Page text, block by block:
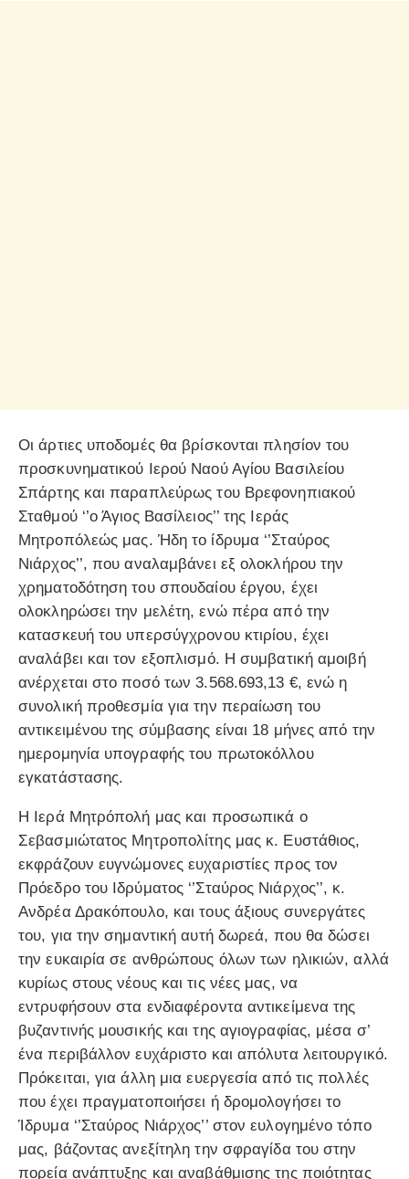
Οι άρτιες υποδομές θα βρίσκονται πλησίον του
προσκυνηματικού Ιερού Ναού Αγίου Βασιλείου
Σπάρτης και παραπλεύρως του Βρεφονηπιακού
Σταθμού ‘’ο Άγιος Βασίλειος’’ της Ιεράς
Μητροπόλεώς μας. Ήδη το ίδρυμα ‘’Σταύρος
Νιάρχος’’, που αναλαμβάνει εξ ολοκλήρου την
χρηματοδότηση του σπουδαίου έργου, έχει
ολοκληρώσει την μελέτη, ενώ πέρα από την
κατασκευή του υπερσύγχρονου κτιρίου, έχει
αναλάβει και τον εξοπλισμό. Η συμβατική αμοιβή
ανέρχεται στο ποσό των 3.568.693,13 €, ενώ η
συνολική προθεσμία για την περαίωση του
αντικειμένου της σύμβασης είναι 18 μήνες από την
ημερομηνία υπογραφής του πρωτοκόλλου
εγκατάστασης.
Η Ιερά Μητρόπολή μας και προσωπικά ο
Σεβασμιώτατος Μητροπολίτης μας κ. Ευστάθιος,
εκφράζουν ευγνώμονες ευχαριστίες προς τον
Πρόεδρο του Ιδρύματος ‘’Σταύρος Νιάρχος’’, κ.
Ανδρέα Δρακόπουλο, και τους άξιους συνεργάτες
του, για την σημαντική αυτή δωρεά, που θα δώσει
την ευκαιρία σε ανθρώπους όλων των ηλικιών, αλλά
κυρίως στους νέους και τις νέες μας, να
εντρυφήσουν στα ενδιαφέροντα αντικείμενα της
βυζαντινής μουσικής και της αγιογραφίας, μέσα σ’
ένα περιβάλλον ευχάριστο και απόλυτα λειτουργικό.
Πρόκειται, για άλλη μια ευεργεσία από τις πολλές
που έχει πραγματοποιήσει ή δρομολογήσει το
Ίδρυμα ‘’Σταύρος Νιάρχος’’ στον ευλογημένο τόπο
μας, βάζοντας ανεξίτηλη την σφραγίδα του στην
πορεία ανάπτυξης και αναβάθμισης της ποιότητας